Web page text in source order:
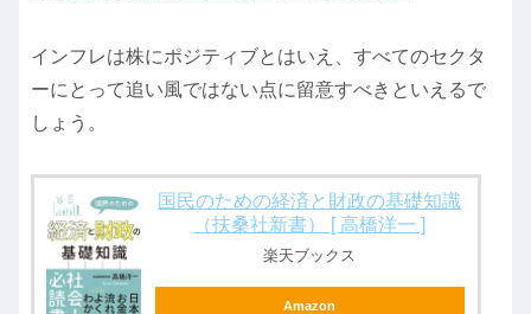
インフレは株にポジティブとはいえ、すべてのセクタ
ーにとって追い風ではない点に留意すべきといえるで
しょう。
国民のための経済と財政の基礎知識
（扶桑社新書） [ 高橋洋一 ]
楽天ブックス
Amazon